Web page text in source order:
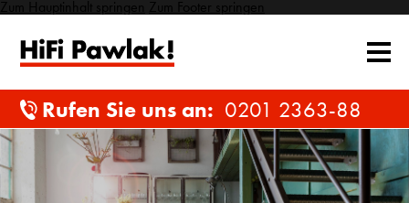
Zum Hauptinhalt springen Zum Footer springen
Rufen Sie uns an: 0201 2363-88